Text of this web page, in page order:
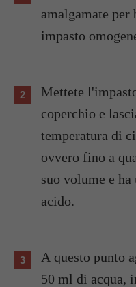
amalgamate per
impasto
Mettete l'impasto in un contenitore con
coperchio e
temperatura di
ovvero fino a
suo volume e
acido.
A questo punto aggiungete 100 gr di farina e
50 ml di acqua,